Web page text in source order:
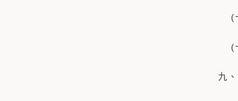
(
(
九